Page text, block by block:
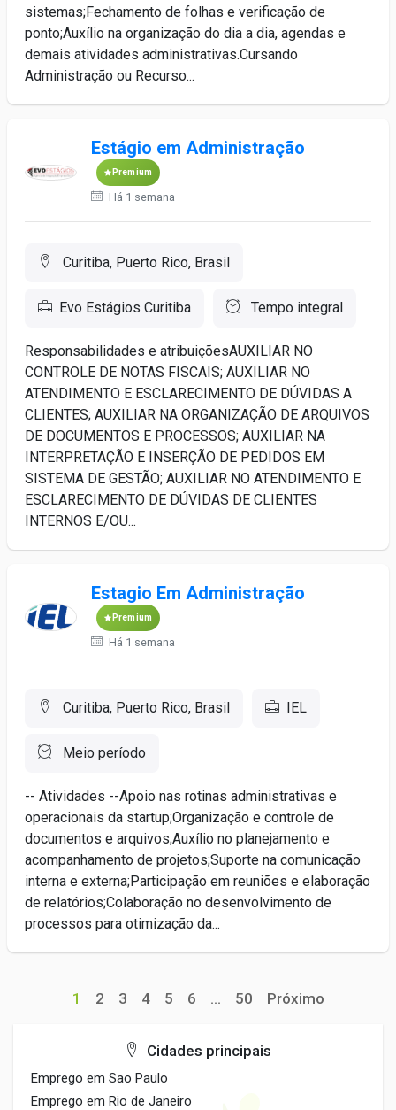
sistemas;Fechamento de folhas e verificação de
ponto;Auxílio na organização do dia a dia, agendas e
demais atividades administrativas.Cursando
Administração ou Recurso...
Estágio em Administração
Premium
Há 1 semana
Curitiba, Puerto Rico, Brasil
Evo Estágios Curitiba Tempo integral
Responsabilidades e atribuiçõesAUXILIAR NO
CONTROLE DE NOTAS FISCAIS; AUXILIAR NO
ATENDIMENTO E ESCLARECIMENTO DE DÚVIDAS A
CLIENTES; AUXILIAR NA ORGANIZAÇÃO DE ARQUIVOS
DE DOCUMENTOS E PROCESSOS; AUXILIAR NA
INTERPRETAÇÃO E INSERÇÃO DE PEDIDOS EM
SISTEMA DE GESTÃO; AUXILIAR NO ATENDIMENTO E
ESCLARECIMENTO DE DÚVIDAS DE CLIENTES
INTERNOS E/OU...
Estagio Em Administração
Premium
Há 1 semana
Curitiba, Puerto Rico, Brasil IEL
Meio período
-- Atividades --Apoio nas rotinas administrativas e
operacionais da startup;Organização e controle de
documentos e arquivos;Auxílio no planejamento e
acompanhamento de projetos;Suporte na comunicação
interna e externa;Participação em reuniões e elaboração
de relatórios;Colaboração no desenvolvimento de
processos para otimização da...
1 2 3 4 5 6 ... 50 Próximo
Cidades principais
Emprego em Sao Paulo
Emprego em Rio de Janeiro